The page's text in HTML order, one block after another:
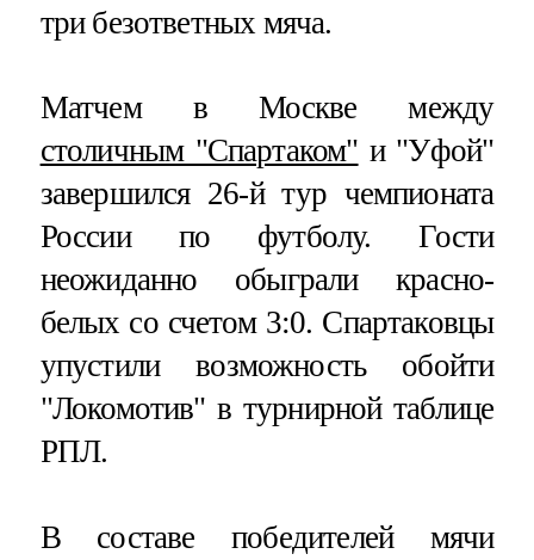
три безответных мяча.
Матчем в Москве между
столичным "Спартаком" и "Уфой"
завершился 26-й тур чемпионата
России по футболу. Гости
неожиданно обыграли красно-
белых со счетом 3:0. Спартаковцы
упустили возможность обойти
"Локомотив" в турнирной таблице
РПЛ.
В составе победителей мячи